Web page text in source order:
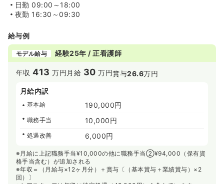
日勤 09:00～18:00
夜勤 16:30～09:30
給与例
モデル給与 経験25年 / 正看護師
年収413 万円 月給 30 万円賞与26.6万円
月給内訳
基本給 190,000円
職務手当 10,000円
処遇改善 6,000円
※月給に上記職務手当¥10,000の他に職務手当②¥94,000（保有資
格手当含む）が追加される
※年収＝（月給与×12ヶ月分）＋賞与〔（基本賞与＋業績賞与）×2
回）〕